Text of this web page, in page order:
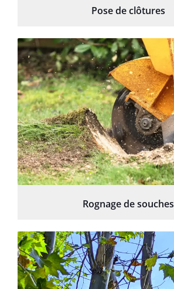
Pose de clôtures
Rognage de souches